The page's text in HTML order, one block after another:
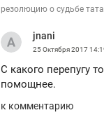
резолюцию о судьбе
jnani
25 Октября 2017
С какого перепугу
помощнее.
к комментарию